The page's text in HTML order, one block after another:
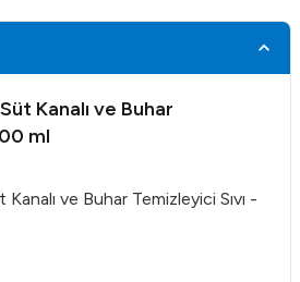
Kanalı ve Buhar
ml
ve Buhar Temizleyici Sıvı -